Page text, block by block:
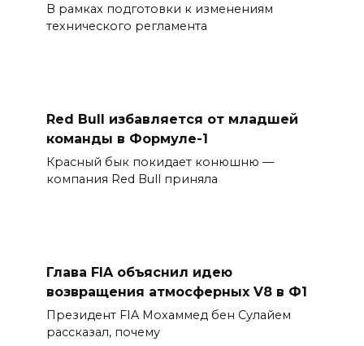
В рамках подготовки к изменениям
технического регламента
Red Bull избавляется от младшей
команды в Формуле-1
Красный бык покидает конюшню —
компания Red Bull приняла
Глава FIA объяснил идею
возвращения атмосферных V8 в Ф1
Президент FIA Мохаммед бен Сулайем
рассказал, почему